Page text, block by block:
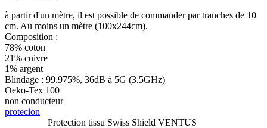
à partir d'un mètre, il est possible de commander par tranches de 10
cm. Au moins un mètre (100x244cm).
Composition :
78% coton
21% cuivre
1% argent
Blindage : 99.975%, 36dB à 5G (3.5GHz)
Oeko-Tex 100
non conducteur
protecion
Protection tissu Swiss Shield VENTUS